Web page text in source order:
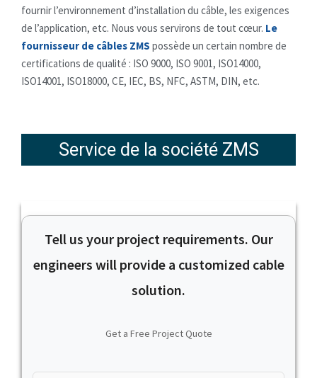
fournir l’environnement d’installation du câble, les exigences
de l’application, etc. Nous vous servirons de tout cœur. Le
fournisseur de câbles ZMS possède un certain nombre de
certifications de qualité : ISO 9000, ISO 9001, ISO14000,
ISO14001, ISO18000, CE, IEC, BS, NFC, ASTM, DIN, etc.
Service de la société ZMS
Tell us your project requirements. Our
engineers will provide a customized cable
solution.
Get a Free Project Quote